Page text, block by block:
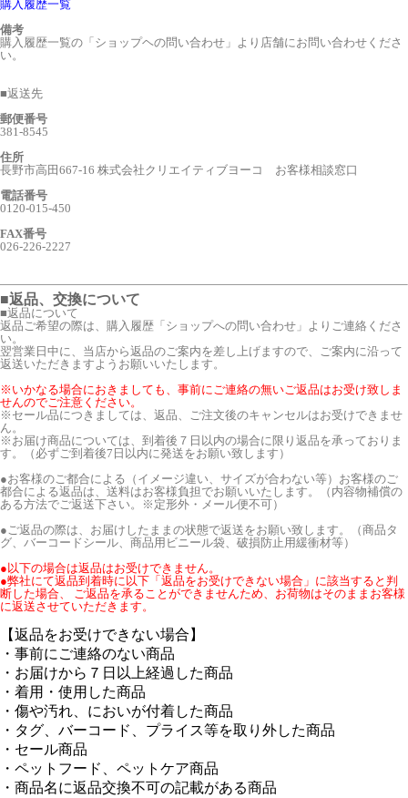
購入履歴一覧
備考
購入履歴一覧の「ショップヘの問い合わせ」より店舗にお問い合わせくださ
い。
■返送先
郵便番号
381-8545
住所
長野市高田667-16 株式会社クリエイティブヨーコ お客様相談窓口
電話番号
0120-015-450
FAX番号
026-226-2227
■返品、交換について
■返品について
返品ご希望の際は、購入履歴「ショップへの問い合わせ」よりご連絡くださ
い。
翌営業日中に、当店から返品のご案内を差し上げますので、ご案内に沿って
返送いただきますようお願いいたします。
※いかなる場合におきましても、事前にご連絡の無いご返品はお受け致しま
せんのでご注意ください。
※セール品につきましては、返品、ご注文後のキャンセルはお受けできませ
ん。
※お届け商品については、到着後７日以内の場合に限り返品を承っておりま
す。（必ずご到着後7日以内に発送をお願い致します）
●お客様のご都合による（イメージ違い、サイズが合わない等）お客様のご
都合による返品は、送料はお客様負担でお願いいたします。（内容物補償の
ある方法でご返送下さい。※定形外・メール便不可）
●ご返品の際は、お届けしたままの状態で返送をお願い致します。（商品タ
グ、バーコードシール、商品用ビニール袋、破損防止用緩衝材等）
●以下の場合は返品はお受けできません。
●弊社にて返品到着時に以下「返品をお受けできない場合」に該当すると判
断した場合、 ご返品を承ることができませんため、お荷物はそのままお客様
に返送させていただきます。
【返品をお受けできない場合】
・事前にご連絡のない商品
・お届けから７日以上経過した商品
・着用・使用した商品
・傷や汚れ、においが付着した商品
・タグ、バーコード、プライス等を取り外した商品
・セール商品
・ペットフード、ペットケア商品
・商品名に返品交換不可の記載がある商品